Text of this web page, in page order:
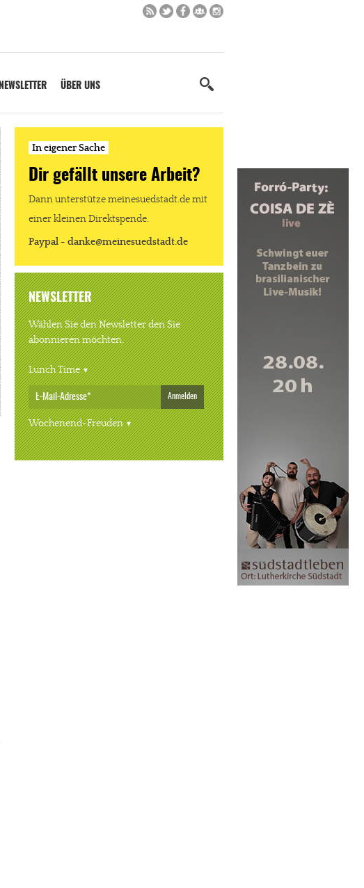
NEWSLETTER ÜBER UNS
In eigener Sache
Dir gefällt unsere Arbeit?
Dann unterstütze meinesuedstadt.de mit
einer kleinen Direktspende.
Paypal - danke@meinesuedstadt.de
NEWSLETTER
Wählen Sie den Newsletter den Sie
abonnieren möchten.
Lunch Time
Anmelden
Wochenend-Freuden